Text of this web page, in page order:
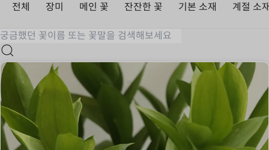
전체 장미 메인 꽃 잔잔한 꽃 기본 소재 계절 소